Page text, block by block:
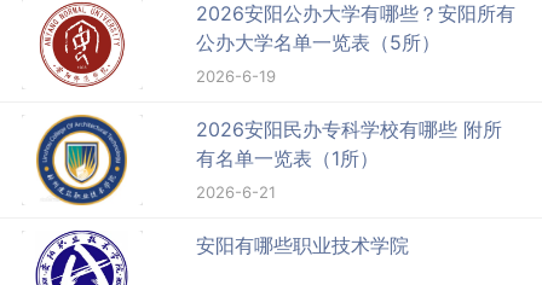
2026安阳公办大学有哪些？安阳所有
公办大学名单一览表（5所）
2026-6-19
2026安阳民办专科学校有哪些 附所
有名单一览表（1所）
2026-6-21
安阳有哪些职业技术学院